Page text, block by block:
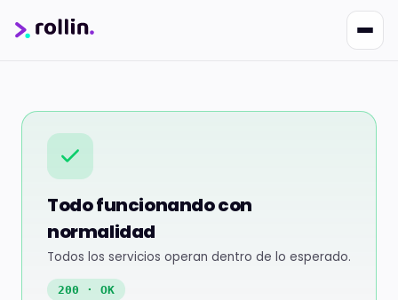
Todo funcionando con
normalidad
Todos los servicios operan dentro de lo esperado.
200 · OK
Nikko
Online · Suporte
Responde em ~2s · Atendimento 24/7